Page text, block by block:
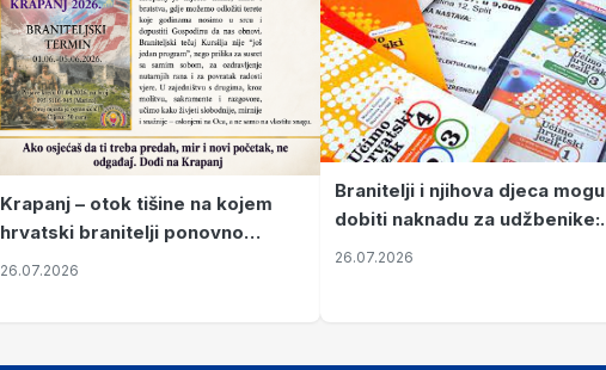
Krapanj – otok tišine na kojem
hrvatski branitelji ponovno
pronalaze mir
26.07.2026
Branitelji i njihova djeca mogu
dobiti naknadu za udžbenike:
zahtjevi se podnose do 31.
26.07.2026